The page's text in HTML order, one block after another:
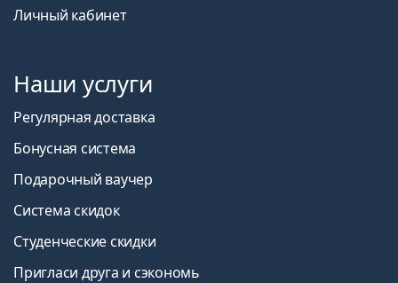
Личный кабинет
Наши услуги
Регулярная доставка
Бонусная система
Подарочный ваучер
Система скидок
Студенческие скидки
Пригласи друга и сэкономь